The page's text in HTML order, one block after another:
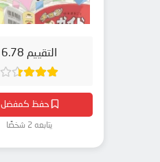
التقييم 6.78
حفظ كمفضل
يتابعه 2 شخصًا